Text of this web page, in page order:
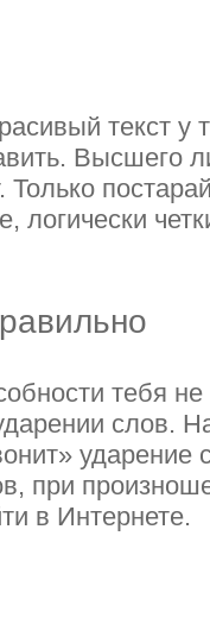
текст у
Высшего
Только
логически
тебя
слов.
ударение
при
в Интернете.